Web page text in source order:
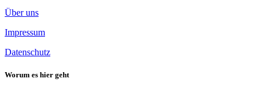
Über uns
Impressum
Datenschutz
Worum es hier geht